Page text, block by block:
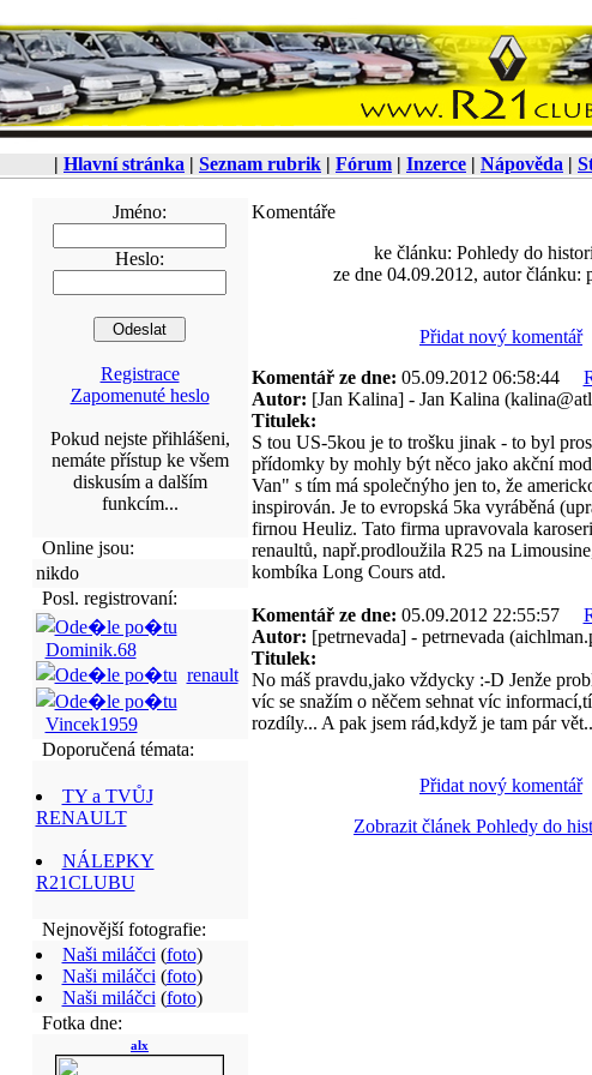
| Hlavní stránka | Seznam rubrik | Fórum | Inzerce | Nápověda |
Jméno:
Heslo:
Registrace
Zapomenuté heslo
Pokud nejste přihlášeni,
nemáte přístup ke všem
diskusím a dalším
funkcím...
Online jsou:
nikdo
Posl. registrovaní:
Dominik.68
renault
Vincek1959
Doporučená témata:
TY a TVŮJ
RENAULT
NÁLEPKY
R21CLUBU
Nejnovější fotografie:
Naši miláčci (foto)
Naši miláčci (foto)
Naši miláčci (foto)
Fotka dne:
alx
Komentáře
ke článku: Pohledy do
ze dne 04.09.2012, autor článku:
Přidat nový komentář
Komentář ze dne: 05.09.2012 06:58:44
Autor: [Jan Kalina] - Jan Kalina
Titulek:
S tou US-5kou je to trošku jinak - to byl
přídomky by mohly být něco jako akční
Van" s tím má společnýho jen to, že
inspirován. Je to evropská 5ka vyráběná
firnou Heuliz. Tato firma upravovala
renaultů, např.prodloužila R25 na
kombíka Long Cours atd.
Komentář ze dne: 05.09.2012 22:55:57
Autor: [petrnevada] - petrnevada
Titulek:
No máš pravdu,jako vždycky :-D Jenže
víc se snažím o něčem sehnat víc
rozdíly... A pak jsem rád,když je tam pár
Přidat nový komentář
Zobrazit článek Pohledy do